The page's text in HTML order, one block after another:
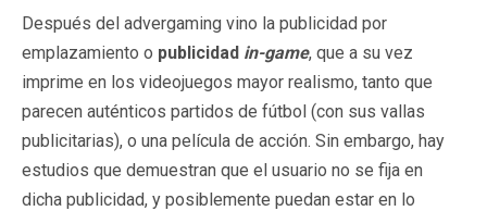
Después del advergaming vino la publicidad por
emplazamiento o publicidad in-game, que a su vez
imprime en los videojuegos mayor realismo, tanto que
parecen auténticos partidos de fútbol (con sus vallas
publicitarias), o una película de acción. Sin embargo, hay
estudios que demuestran que el usuario no se fija en
dicha publicidad, y posiblemente puedan estar en lo